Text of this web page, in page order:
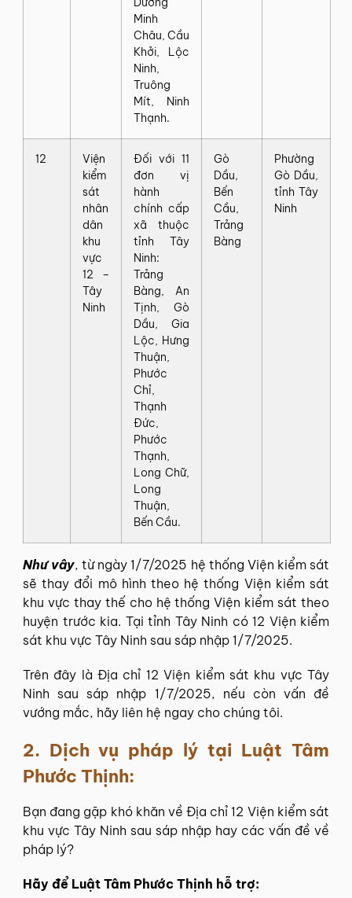
Minh
Châu, Cầu
Khởi, Lộc
Ninh,
Truông
Mít, Ninh
Thạnh.
12
Viện
kiểm
sát
nhân
dân
khu
vực
12 –
Tây
Ninh
Đối với 11
đơn vị
hành
chính cấp
xã thuộc
tỉnh Tây
Ninh:
Trảng
Bàng, An
Tịnh, Gò
Dầu, Gia
Lộc, Hưng
Thuận,
Phước
Chỉ,
Thạnh
Đức,
Phước
Thạnh,
Long Chữ,
Long
Thuận,
Bến Cầu.
Gò
Dầu,
Bến
Cầu,
Trảng
Bàng
Phường
Gò Dầu,
tỉnh Tây
Ninh
Như vây, từ ngày 1/7/2025 hệ thống Viện kiểm sát
sẽ thay đổi mô hình theo hệ thống Viện kiểm sát
khu vực thay thế cho hệ thống Viện kiểm sát theo
huyện trước kia. Tại tỉnh Tây Ninh có 12 Viện kiểm
sát khu vực Tây Ninh sau sáp nhập 1/7/2025.
Trên đây là Địa chỉ 12 Viện kiểm sát khu vực Tây
Ninh sau sáp nhập 1/7/2025, nếu còn vấn đề
vướng mắc, hãy liên hệ ngay cho chúng tôi.
2. Dịch vụ pháp lý tại Luật Tâm
Phước Thịnh:
Bạn đang gặp khó khăn về Địa chỉ 12 Viện kiểm sát
khu vực Tây Ninh sau sáp nhập hay các vấn đề về
pháp lý?
Hãy để Luật Tâm Phước Thịnh hỗ trợ: